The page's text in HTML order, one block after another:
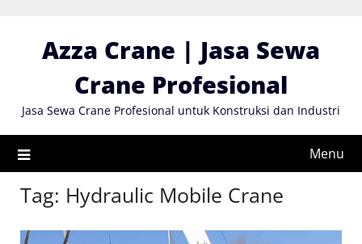
contentAzza Crane | Jasa Sewa
Crane Profesional
Jasa Sewa Crane Profesional untuk Konstruksi dan Industri
Menu
Tag: Hydraulic Mobile Crane